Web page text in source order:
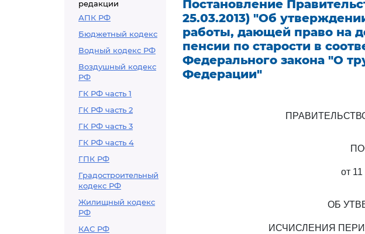
редакции
АПК РФ
Бюджетный кодекс
Водный кодекс РФ
Воздушный кодекс
РФ
ГК РФ часть 1
ГК РФ часть 2
ГК РФ часть 3
ГК РФ часть 4
ГПК РФ
Градостроительный
кодекс РФ
Жилищный кодекс
РФ
КАС РФ
Постановление
25.03.2013) "Об
работы, дающей право на
пенсии по старости в
Федерального закона "О
Федерации"
от
ОБ
ИСЧИСЛЕНИЯ